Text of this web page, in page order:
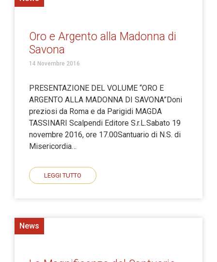
Oro e Argento alla Madonna di
Savona
14 Novembre 2016
PRESENTAZIONE DEL VOLUME “ORO E
ARGENTO ALLA MADONNA DI SAVONA”Doni
preziosi da Roma e da Parigidi MAGDA
TASSINARI Scalpendi Editore S.r.L.Sabato 19
novembre 2016, ore 17.00Santuario di N.S. di
Misericordia…
LEGGI TUTTO
News